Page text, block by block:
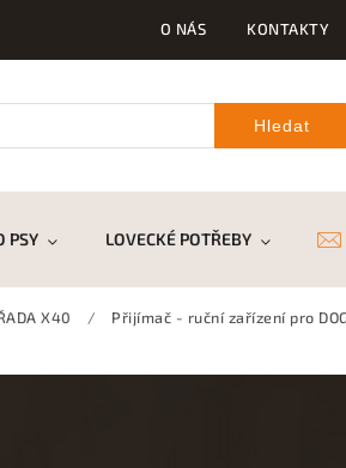
O NÁS KONTAKTY
Hledat
PSY LOVECKÉ POTŘEBY
X40 / Přijímač - ruční zařízení pro